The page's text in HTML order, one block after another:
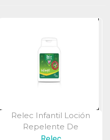
Vista Rápida
Relec Infantil Loción
Repelente De
Mosquitos 125ml